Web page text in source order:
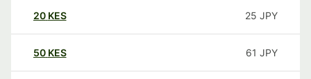
20 KES 25 JPY
50 KES 61 JPY